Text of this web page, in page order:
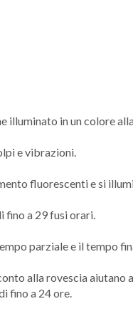
illuminato in un colore
e vibrazioni.
fluorescenti e si
fino a 29 fusi orari.
parziale e il tempo
alla rovescia
fino a 24 ore.